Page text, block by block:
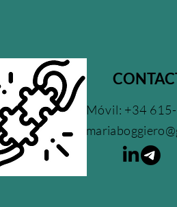
Móvil: +34